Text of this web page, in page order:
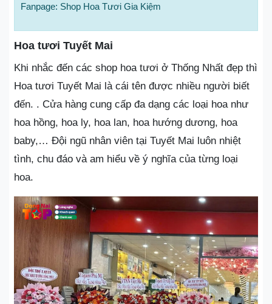
Fanpage: Shop Hoa Tươi Gia Kiệm
Hoa tươi Tuyết Mai
Khi nhắc đến các shop hoa tươi ở Thống Nhất đẹp thì
Hoa tươi Tuyết Mai là cái tên được nhiều người biết
đến. . Cửa hàng cung cấp đa dạng các loại hoa như
hoa hồng, hoa ly, hoa lan, hoa hướng dương, hoa
baby,… Đội ngũ nhân viên tại Tuyết Mai luôn nhiệt
tình, chu đáo và am hiểu về ý nghĩa của từng loại
hoa.